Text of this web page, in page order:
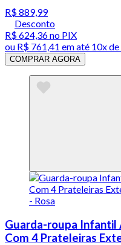
R$ 889,99
Desconto
R$ 624,36no PIX
ou R$ 761,41 em até 10x
COMPRAR AGORA
Guarda-roupa Infantil
Com 4 Prateleiras